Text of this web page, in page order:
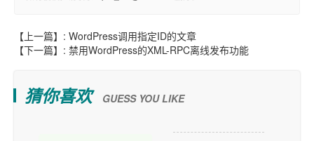
【上一篇】: WordPress调用指定ID的文章
【下一篇】: 禁用WordPress的XML-RPC离线发布功能
猜你喜欢 GUESS YOU LIKE